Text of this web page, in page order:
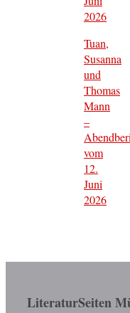
2026
Tuan,
Susanna
und
Thomas
Mann
–
vom
12.
Juni
2026
LiteraturSeiten